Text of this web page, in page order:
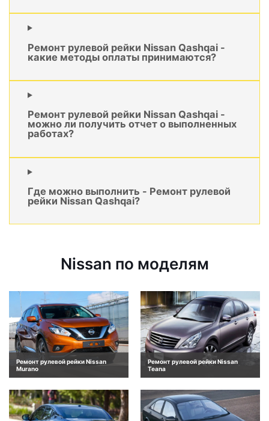
Ремонт рулевой рейки Nissan Qashqai -
какие методы оплаты принимаются?
Ремонт рулевой рейки Nissan Qashqai -
можно ли получить отчет о выполненных
работах?
Где можно выполнить - Ремонт рулевой
рейки Nissan Qashqai?
Nissan по моделям
Ремонт рулевой рейки Nissan
Murano
Ремонт рулевой рейки Nissan
Teana